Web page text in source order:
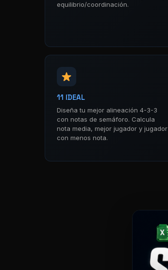
equilibrio/coordinación.
11 IDEAL
Diseña tu mejor alineación 4-3-3
con notas de semáforo. Calcula
nota media, mejor jugador y jugador
con menos nota.